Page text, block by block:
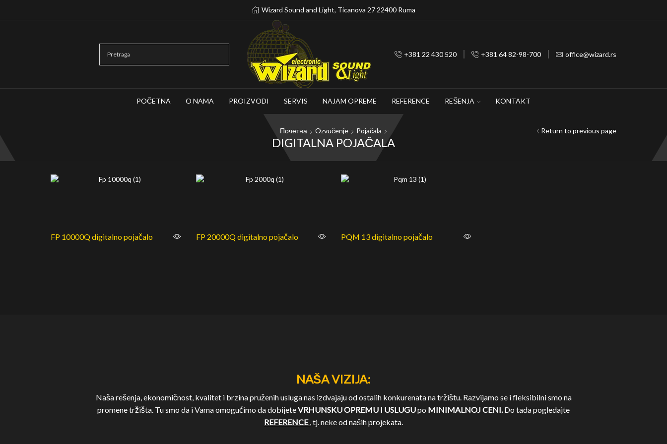
Wizard Sound and Light, Ticanova 27 22400 Ruma
+381 22 430 520 +381 64 82-98-700 office@wizard.rs
POČETNA O NAMA PROIZVODI SERVIS NAJAM OPREME REFERENCE REŠENJA KONTAKT
Почетна Ozvučenje Pojačala
DIGITALNA POJAČALA
Return to previous page
FP 10000Q digitalno pojačalo FP 20000Q digitalno pojačalo PQM 13 digitalno pojačalo
NAŠA VIZIJA:
Naša rešenja, ekonomičnost, kvalitet i brzina pruženih usluga nas izdvajaju od ostalih konkurenata na tržištu. Razvijamo se i fleksibilni smo na
promene tržišta. Tu smo da i Vama omogućimo da dobijeteVRHUNSKU OPREMU I USLUGUpo MINIMALNOJ CENI.Do tada pogledajte
REFERENCE , tj. neke od naših projekata.